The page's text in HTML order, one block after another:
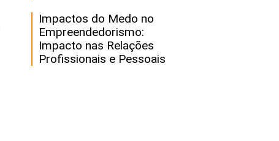
Impactos do Medo no
Empreendedorismo:
Impacto nas Relações
Profissionais e Pessoais